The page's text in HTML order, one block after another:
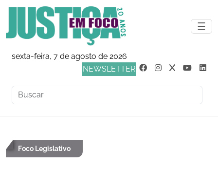
☰
sexta-feira, 7 de agosto de 2026
NEWSLETTER
Foco Legislativo